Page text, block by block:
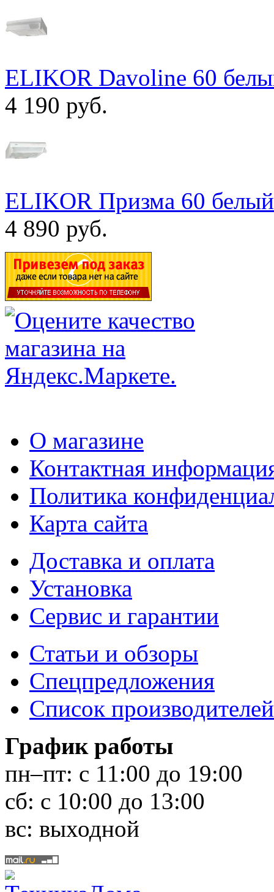
ELIKOR Davoline 60
4 190 руб.
ELIKOR Призма 60 белый
4 890 руб.
О магазине
Контактная
Политика
Карта сайта
Доставка и оплата
Установка
Сервис и гарантии
Статьи и обзоры
Спецпредложения
Список производителей
График работы
пн–пт: с 11:00 до 19:00
сб: с 10:00 до 13:00
вс: выходной